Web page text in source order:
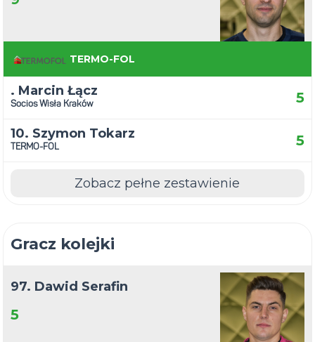
TERMO-FOL
. Marcin Łącz
Socios Wisła Kraków 5
10. Szymon Tokarz
TERMO-FOL 5
Zobacz pełne zestawienie
Gracz kolejki
97. Dawid Serafin
5